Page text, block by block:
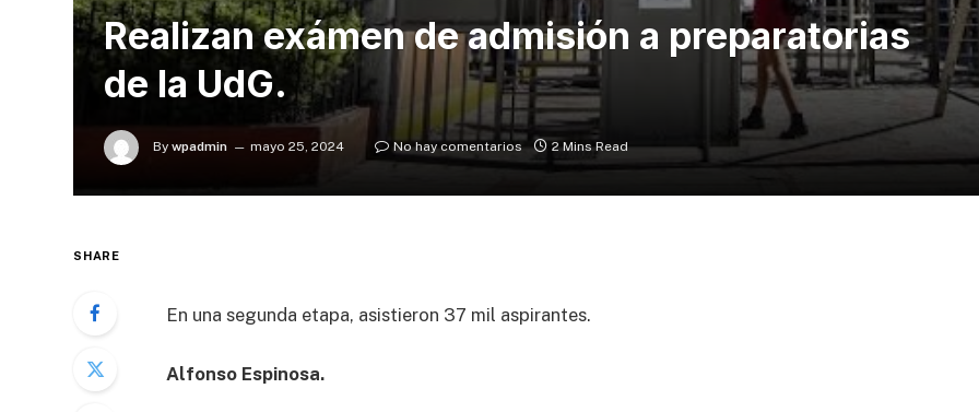
Realizan exámen de admisión a preparatorias
de la UdG.
By wpadmin mayo 25, 2024 No hay comentarios 2 Mins Read
SHARE
En una segunda etapa, asistieron 37 mil aspirantes.
Alfonso Espinosa.